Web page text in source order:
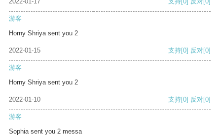
游客
Horny Shriya sent you 2
2022-01-15 支持[0] 反对[0]
游客
Horny Shriya sent you 2
2022-01-10 支持[0] 反对[0]
游客
Sophia sent you 2 messa